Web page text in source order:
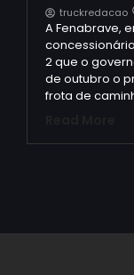
truckredacao
A Fenabrave,
2 que o
de outubro o
frota de